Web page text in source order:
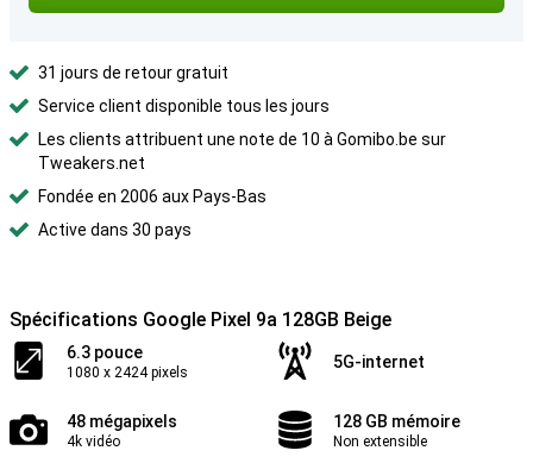
31 jours de retour gratuit
Service client disponible tous les jours
Les clients attribuent une note de 10 à Gomibo.be sur
Tweakers.net
Fondée en 2006 aux Pays-Bas
Active dans 30 pays
Spécifications Google Pixel 9a 128GB Beige
6.3 pouce
1080 x 2424 pixels
5G-internet
48 mégapixels
4k vidéo
128 GB mémoire
Non extensible